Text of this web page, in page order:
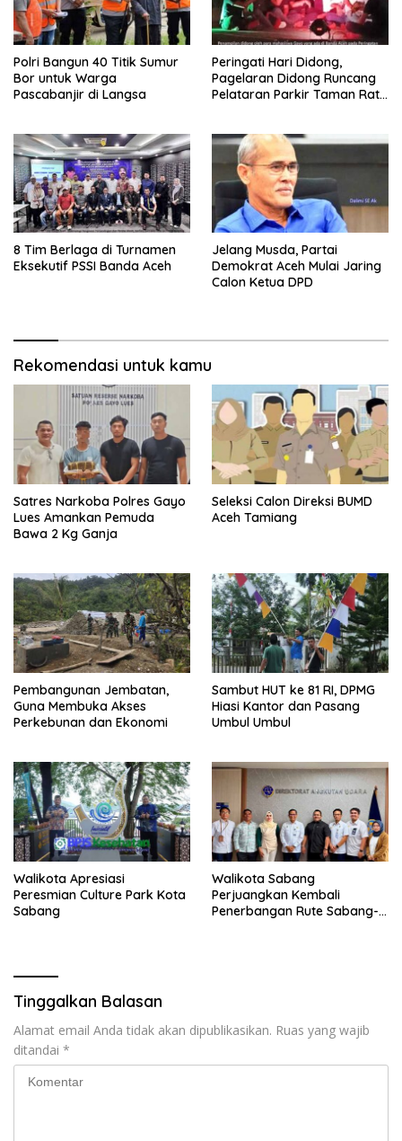
Polri Bangun 40 Titik Sumur
Bor untuk Warga
Pascabanjir di Langsa
Peringati Hari Didong,
Pagelaran Didong Runcang
Pelataran Parkir Taman Ratu
8 Tim Berlaga di Turnamen
Eksekutif PSSI Banda Aceh
Jelang Musda, Partai
Demokrat Aceh Mulai Jaring
Calon Ketua DPD
Rekomendasi untuk kamu
Satres Narkoba Polres Gayo
Lues Amankan Pemuda
Bawa 2 Kg Ganja
Seleksi Calon Direksi BUMD
Aceh Tamiang
Pembangunan Jembatan,
Guna Membuka Akses
Perkebunan dan Ekonomi
Sambut HUT ke 81 RI, DPMG
Hiasi Kantor dan Pasang
Umbul Umbul
Walikota Apresiasi
Peresmian Culture Park Kota
Sabang
Walikota Sabang
Perjuangkan Kembali
Penerbangan Rute Sabang-
Tinggalkan Balasan
Alamat email Anda tidak akan dipublikasikan. Ruas yang wajib
ditandai *